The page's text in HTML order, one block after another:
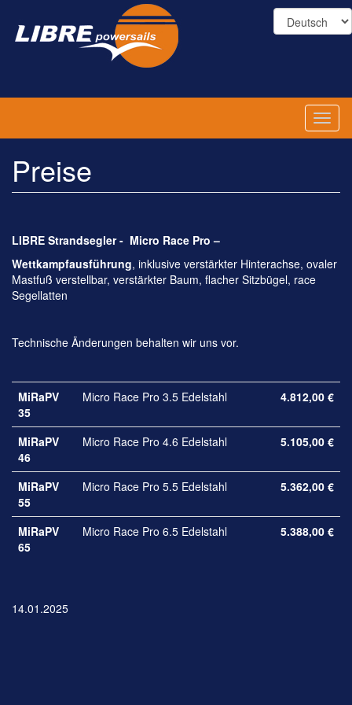
zum
Inhalt
Preise
LIBRE Strandsegler - Micro Race Pro –
Wettkampfausführung, inklusive verstärkter Hinterachse, ovaler
Mastfuß verstellbar, verstärkter Baum, flacher Sitzbügel, race
Segellatten
Technische Änderungen behalten wir uns vor.
MiRaPV
35
Micro Race Pro 3.5 Edelstahl 4.812,00 €
MiRaPV
46
Micro Race Pro 4.6 Edelstahl 5.105,00 €
MiRaPV
55
Micro Race Pro 5.5 Edelstahl 5.362,00 €
MiRaPV
65
Micro Race Pro 6.5 Edelstahl 5.388,00 €
14.01.2025